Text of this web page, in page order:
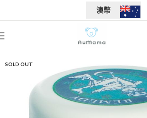
澳幣
SOLD OUT